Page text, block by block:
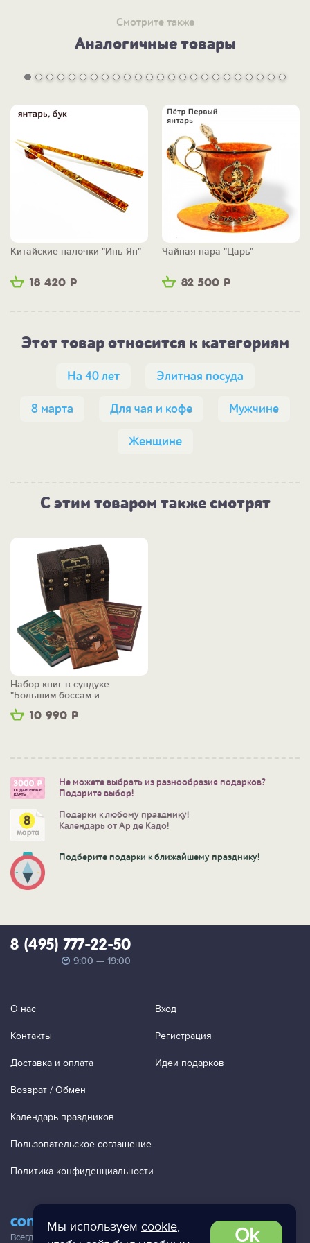
Мы используем cookie,
Ok
Смотрите также
Аналогичные товары
18 420 Р
Китайские палочки "Инь-Ян"
82 500 Р
Чайная пара "Царь"
Этот товар относится к категориям
На 40 лет Элитная посуда
8 марта Для чая и кофе Мужчине
Женщине
С этим товаром также смотрят
10 990 Р
Набор книг в сундуке
"Большим боссам и
маленьким"
Не можете выбрать из разнообразия подарков?
Подарите выбор!
Подарки к любому празднику!
Календарь от Ар де Кадо!
Подберите подарки к ближайшему празднику!
contact@ac-studio.ru
Всегда отвечаем на ваши письма!
8 (495) 777-22-50
9:00 — 19:00
О нас
Контакты
Доставка и оплата
Возврат / Обмен
Календарь праздников
Пользовательское соглашение
Политика конфиденциальности
Вход
Регистрация
Идеи подарков